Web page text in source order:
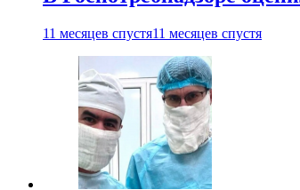
11 месяцев спустя11 месяцев спустя